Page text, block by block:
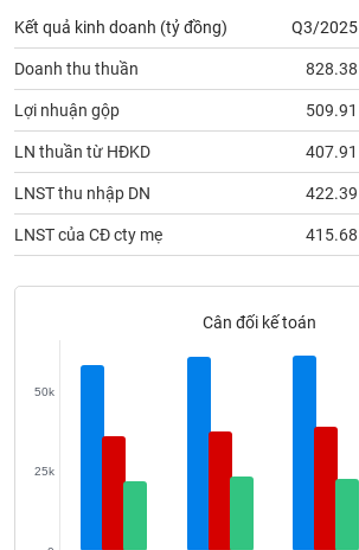
Kết quả kinh doanh (tỷ đồng) Q3/2025
Doanh thu thuần 828.38
Lợi nhuận gộp 509.91
LN thuần từ HĐKD 407.91
LNST thu nhập DN 422.39
LNST của CĐ cty mẹ 415.68
Cân đối kế toán
25k
50k
tích
(-)
Thuật
ngữ
(-)
Dịch
vụ